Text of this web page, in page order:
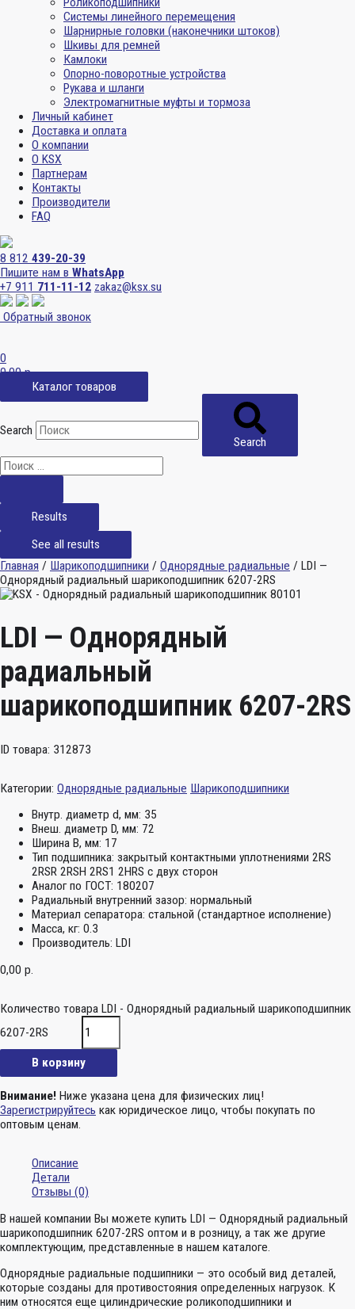
Системы линейного перемещения
Шарнирные головки (наконечники штоков)
Шкивы для ремней
Камлоки
Опорно-поворотные устройства
Рукава и шланги
Электромагнитные муфты и тормоза
Личный кабинет
Доставка и оплата
О компании
О KSX
Партнерам
Контакты
Производители
FAQ
8 812 439-20-39
Пишите нам в WhatsApp
+7 911 711-11-12 zakaz@ksx.su
Обратный звонок
0
0,00р.
Каталог товаров
Search
Search
Results
See all results
Главная / Шарикоподшипники / Однорядные радиальные / LDI —
Однорядный радиальный шарикоподшипник 6207-2RS
LDI — Однорядный
радиальный
шарикоподшипник 6207-2RS
ID товара: 312873
Категории: Однорядные радиальные Шарикоподшипники
Внутр. диаметр d, мм: 35
Внеш. диаметр D, мм: 72
Ширина B, мм: 17
Тип подшипника: закрытый контактными уплотнениями 2RS
2RSR 2RSH 2RS1 2HRS с двух сторон
Аналог по ГОСТ: 180207
Радиальный внутренний зазор: нормальный
Материал сепаратора: стальной (стандартное исполнение)
Масса, кг: 0.3
Производитель: LDI
0,00 р.
Количество товара LDI - Однорядный радиальный шарикоподшипник
6207-2RS
В корзину
Внимание! Ниже указана цена для физических лиц!
Зарегистрируйтесь как юридическое лицо, чтобы покупать по
оптовым ценам.
Описание
Детали
Отзывы (0)
В нашей компании Вы можете купить LDI — Однорядный радиальный
шарикоподшипник 6207-2RS оптом и в розницу, а так же другие
комплектующим, представленные в нашем каталоге.
Однорядные радиальные подшипники — это особый вид деталей,
которые созданы для противостояния определенных нагрузок. К
ним относятся еще цилиндрические роликоподшипники и